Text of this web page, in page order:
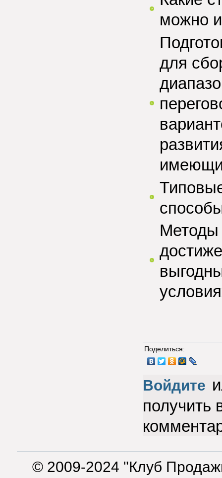
можно
для
Методы
Поделиться:
Войдите
получить
© 2009-2024 "Клуб